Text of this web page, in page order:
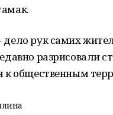
рук самих
разрисовали
к общественным